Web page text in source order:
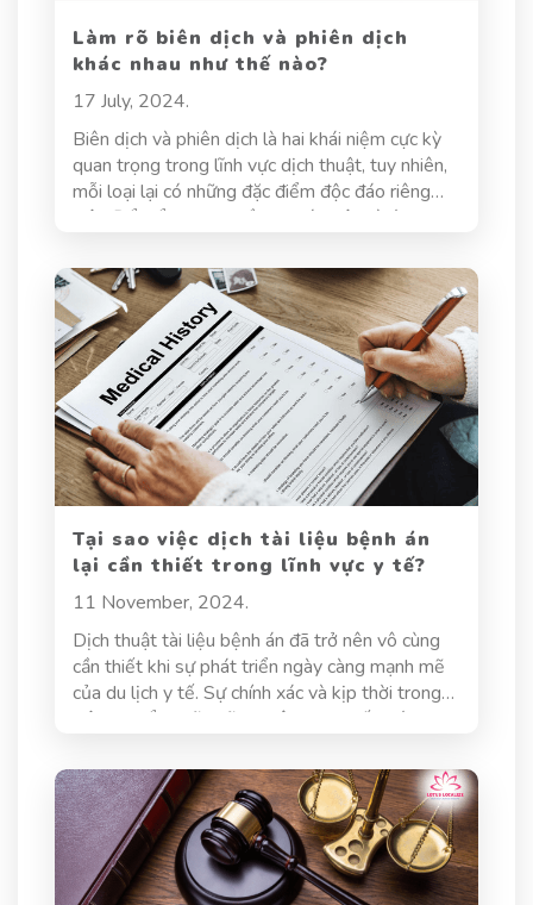
Làm rõ biên dịch và phiên dịch
khác nhau như thế nào?
17 July, 2024.
Biên dịch và phiên dịch là hai khái niệm cực kỳ
quan trọng trong lĩnh vực dịch thuật, tuy nhiên,
mỗi loại lại có những đặc điểm độc đáo riêng
biệt. Để hiểu rõ hơn về sự khác biệt và ứng
Hoa Sen khám phá về biên dịch và phiên dịch
khác nhau như thế nào trong bài viết dưới đây.
Tại sao việc dịch tài liệu bệnh án
lại cần thiết trong lĩnh vực y tế?
11 November, 2024.
Dịch thuật tài liệu bệnh án đã trở nên vô cùng
cần thiết khi sự phát triển ngày càng mạnh mẽ
của du lịch y tế. Sự chính xác và kịp thời trong
việc chuyển ngữ những thông tin y tế phức tạp
chăm sóc sức khỏe chất lượng cao, an toàn và
hiệu quả cho bệnh nhân trên toàn thế giới.